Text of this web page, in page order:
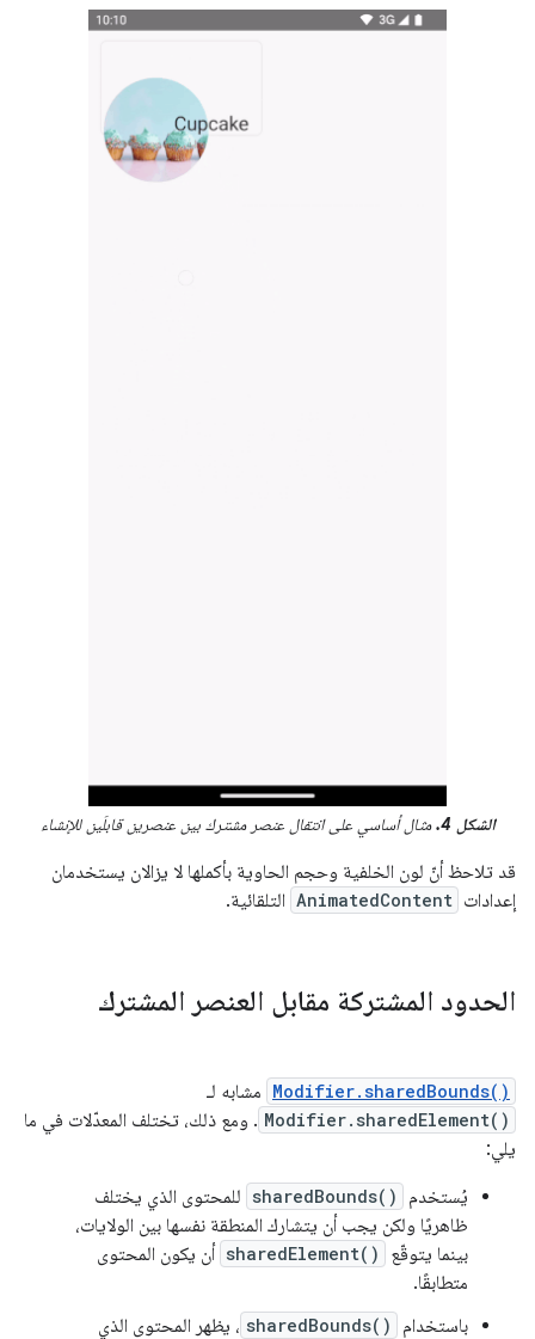
الشكل 4. مثال أساسي على انتقال عنصر مشترك بين عنصرين قابلَين للإنشاء
قد تلاحظ أنّ لون الخلفية وحجم الحاوية بأكملها لا يزالان يستخدمان
إعدادات AnimatedContent التلقائية.
الحدود المشتركة مقابل العنصر المشترك
Modifier.sharedBounds() مشابه لـ
Modifier.sharedElement() . ومع ذلك، تختلف المعدّلات في ما
يلي:
يُستخدم
sharedBounds() للمحتوى الذي يختلف
ظاهريًا ولكن يجب أن يتشارك المنطقة نفسها بين الولايات،
بينما يتوقّع
sharedElement() أن يكون المحتوى
متطابقًا.
باستخدام
sharedBounds() ، يظهر المحتوى الذي